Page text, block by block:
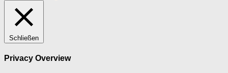
Schließen
Privacy Overview